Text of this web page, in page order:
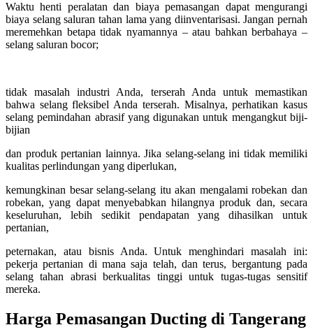
Waktu henti peralatan dan biaya pemasangan dapat mengurangi
biaya selang saluran tahan lama yang diinventarisasi. Jangan pernah
meremehkan betapa tidak nyamannya – atau bahkan berbahaya –
selang saluran bocor;
tidak masalah industri Anda, terserah Anda untuk memastikan
bahwa selang fleksibel Anda terserah. Misalnya, perhatikan kasus
selang pemindahan abrasif yang digunakan untuk mengangkut biji-
bijian
dan produk pertanian lainnya. Jika selang-selang ini tidak memiliki
kualitas perlindungan yang diperlukan,
kemungkinan besar selang-selang itu akan mengalami robekan dan
robekan, yang dapat menyebabkan hilangnya produk dan, secara
keseluruhan, lebih sedikit pendapatan yang dihasilkan untuk
pertanian,
peternakan, atau bisnis Anda. Untuk menghindari masalah ini:
pekerja pertanian di mana saja telah, dan terus, bergantung pada
selang tahan abrasi berkualitas tinggi untuk tugas-tugas sensitif
mereka.
Harga Pemasangan Ducting di Tangerang